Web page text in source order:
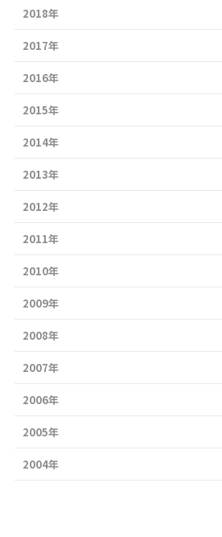
2018年
2017年
2016年
2015年
2014年
2013年
2012年
2011年
2010年
2009年
2008年
2007年
2006年
2005年
2004年